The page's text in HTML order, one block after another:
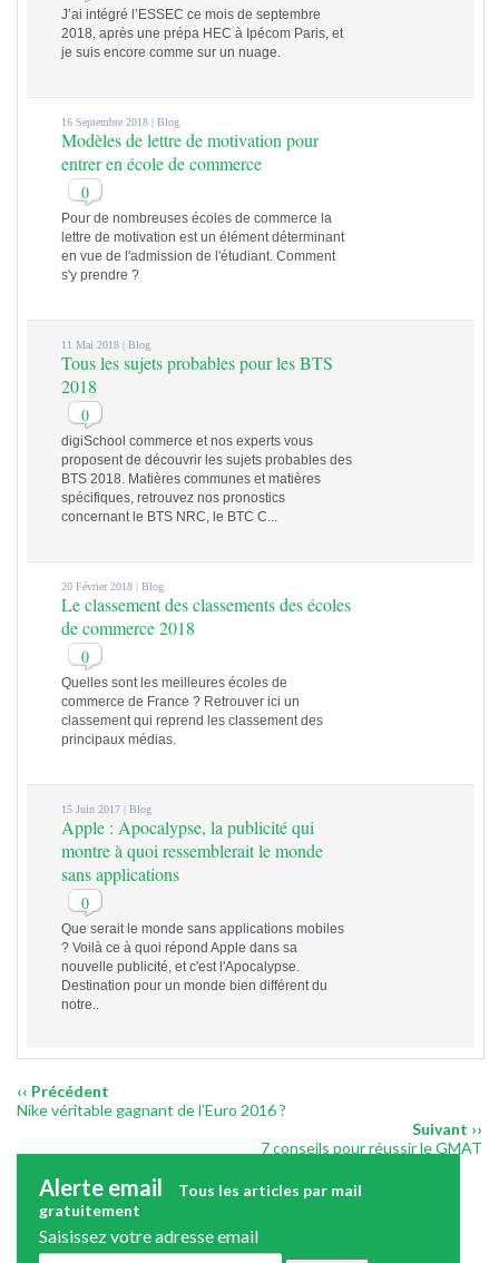
J’ai intégré l’ESSEC ce mois de septembre
2018, après une prépa HEC à Ipécom Paris, et
je suis encore comme sur un nuage.
16 Septembre 2018 |Blog
Modèles de lettre de motivation pour
entrer en école de commerce
0
Pour de nombreuses écoles de commerce la
lettre de motivation est un élément déterminant
en vue de l'admission de l'étudiant. Comment
s'y prendre ?
11 Mai 2018 |Blog
Tous les sujets probables pour les BTS
2018
0
digiSchool commerce et nos experts vous
proposent de découvrir les sujets probables des
BTS 2018. Matières communes et matières
spécifiques, retrouvez nos pronostics
concernant le BTS NRC, le BTC C...
20 Février 2018 |Blog
Le classement des classements des écoles
de commerce 2018
0
Quelles sont les meilleures écoles de
commerce de France ? Retrouver ici un
classement qui reprend les classement des
principaux médias.
15 Juin 2017 |Blog
Apple : Apocalypse, la publicité qui
montre à quoi ressemblerait le monde
sans applications
0
Que serait le monde sans applications mobiles
? Voilà ce à quoi répond Apple dans sa
nouvelle publicité, et c'est l'Apocalypse.
Destination pour un monde bien différent du
notre..
‹‹ Précédent
Nike véritable gagnant de l’Euro 2016 ?
Suivant ››
7 conseils pour réussir le GMAT
Alerte email
Tous les articles par mail
gratuitement
Saisissez votre adresse email